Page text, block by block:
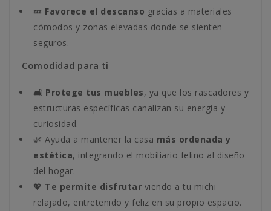
💤 Favorece el descanso gracias a materiales
cómodos y zonas elevadas donde se sienten
seguros.
Comodidad para ti
🛋️ Protege tus muebles, ya que los rascadores y
estructuras específicas canalizan su energía y
curiosidad.
🌿 Ayuda a mantener la casa más ordenada y
estética, integrando el mobiliario felino al diseño
del hogar.
💖 Te permite disfrutar viendo a tu michi
relajado, entretenido y feliz en su propio espacio.